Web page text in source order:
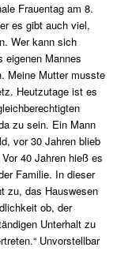
Frauentag am 8.
es gibt auch viel,
Wer kann sich
eigenen Mannes
Meine Mutter musste
Heutzutage ist es
zu sein. Ein Mann
vor 30 Jahren blieb
40 Jahren hieß es
Familie. In dieser
zu, das Hauswesen
ob, der
Unterhalt zu
Unvorstellbar